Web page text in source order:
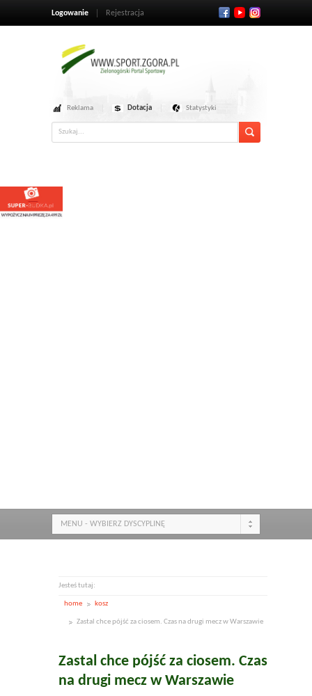
Logowanie Rejestracja
Reklama Dotacja Statystyki
MENU - WYBIERZ DYSCYPLINĘ
Jesteś tutaj:
home kosz
Zastal chce pójść za ciosem. Czas na drugi mecz w Warszawie
Zastal chce pójść za ciosem. Czas
na drugi mecz w Warszawie